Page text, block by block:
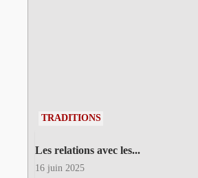
TRADITIONS
Les relations avec les...
16 juin 2025